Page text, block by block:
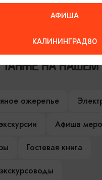
НА НАШЕМ
ожерелье
Афиша
Гостевая книга
АФИША
КАЛИНИНГРАД80